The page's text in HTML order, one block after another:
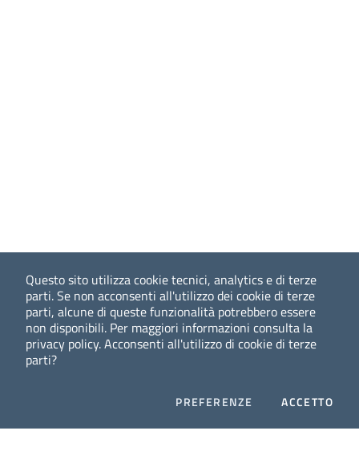
Questo sito utilizza cookie tecnici, analytics e di terze
parti. Se non acconsenti all'utilizzo dei cookie di terze
parti, alcune di queste funzionalità potrebbero essere
non disponibili. Per maggiori informazioni consulta la
privacy policy. Acconsenti all'utilizzo di cookie di terze
parti?
PREFERENZE COOKIESACCETTOI